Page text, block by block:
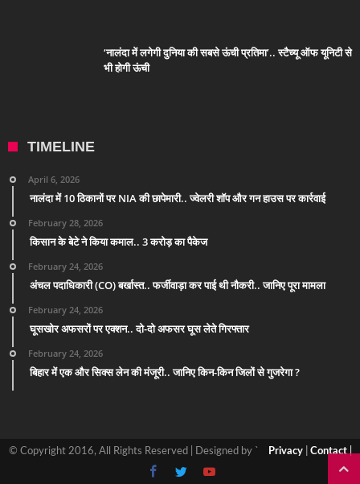
‘नालंदा में लगेगी दुनिया की सबसे ऊंची प्रतिमा’.. स्टैच्यू ऑफ यूनिटी से
भी होगी ऊंची
TIMELINE
April 6, 2026
नालंदा में 10 ठिकानों पर NIA की छापेमारी.. ज्वेलरी शॉप और गन हाउस पर कार्रवाई
February 28, 2026
किसान के बेटे ने किया कमाल.. 3 करोड़ का पैकेज
February 24, 2026
अंचल पदाधिकारी (CO) बर्खास्त.. फर्जीवाड़ा कर पाई थी नौकरी.. जानिए पूरा मामला
February 24, 2026
घूसखोर अफसरों पर एक्शन.. दो-दो अफसर घूस लेते गिरफ्तार
February 24, 2026
बिहार में एक और सिक्स लेन की मंजूरी.. जानिए किन-किन जिलों से गुजरेगा ?
© Copyright 2016, All Rights Reserved | Designed by ` Privacy| Contact |